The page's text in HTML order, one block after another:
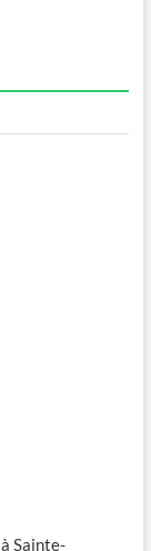
Sainte-